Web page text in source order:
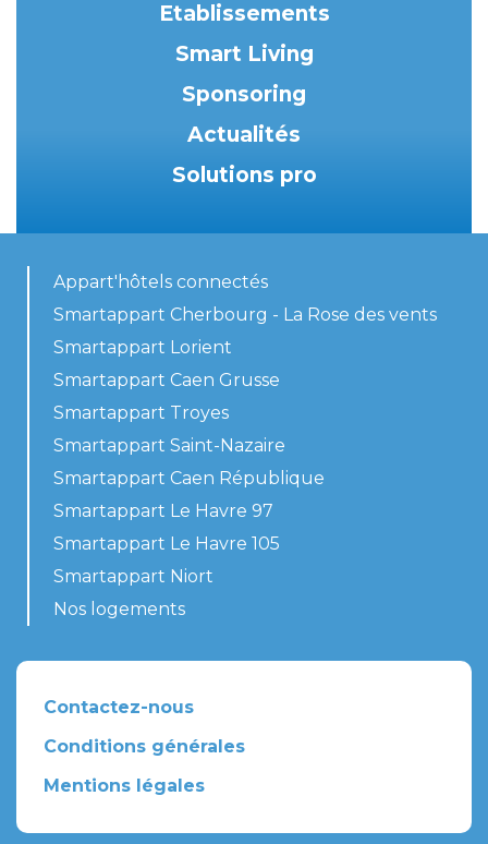
Etablissements
Smart Living
Sponsoring
Actualités
Solutions pro
Appart'hôtels connectés
Smartappart Cherbourg - La Rose des vents
Smartappart Lorient
Smartappart Caen Grusse
Smartappart Troyes
Smartappart Saint-Nazaire
Smartappart Caen République
Smartappart Le Havre 97
Smartappart Le Havre 105
Smartappart Niort
Nos logements
Contactez-nous
Conditions générales
Mentions légales